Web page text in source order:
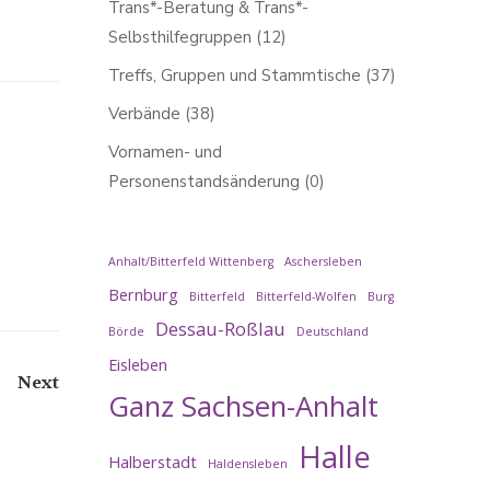
Posts
navigation
Next
Trans*-Beratung & Trans*-
Selbsthilfegruppen (12)
Treffs, Gruppen und Stammtische (37)
Verbände (38)
Vornamen- und
Personenstandsänderung (0)
Anhalt/Bitterfeld Wittenberg Aschersleben
Bernburg Bitterfeld Bitterfeld-Wolfen Burg
Börde Dessau-Roßlau Deutschland
Eisleben
Ganz Sachsen-Anhalt
Halberstadt Haldensleben Halle